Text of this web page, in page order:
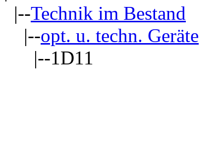
|--Technik im Bestand
|--opt. u. techn. Geräte
|--1D11